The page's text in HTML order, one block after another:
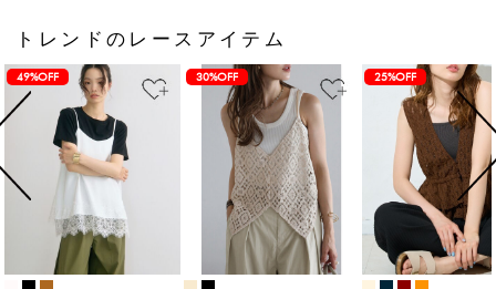
トレンドのレースアイテム
49%OFF 30%OFF 25%OFF